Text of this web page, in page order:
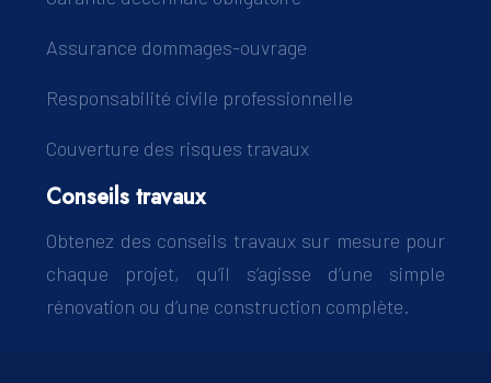
Assurance dommages-ouvrage
Responsabilité civile professionnelle
Couverture des risques travaux
Conseils travaux
Obtenez des conseils travaux sur mesure pour
chaque projet, qu’il s’agisse d’une simple
rénovation ou d’une construction complète.